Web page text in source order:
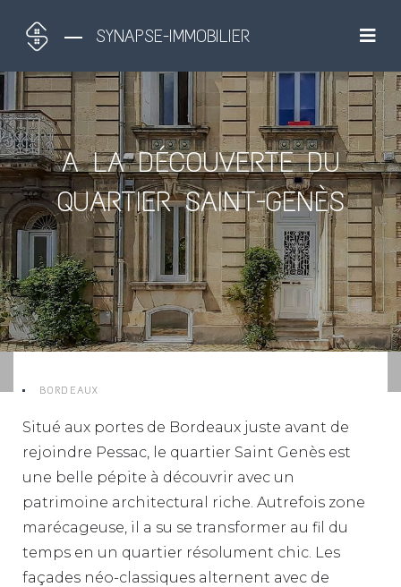
SYNAPSE-IMMOBILIER
A LA DÉCOUVERTE DU
QUARTIER SAINT-GENÈS
BORDEAUX
Situé aux portes de Bordeaux juste avant de
rejoindre Pessac, le quartier Saint Genès est
une belle pépite à découvrir avec un
patrimoine architectural riche. Autrefois zone
marécageuse, il a su se transformer au fil du
temps en un quartier résolument chic. Les
façades néo-classiques alternent avec de